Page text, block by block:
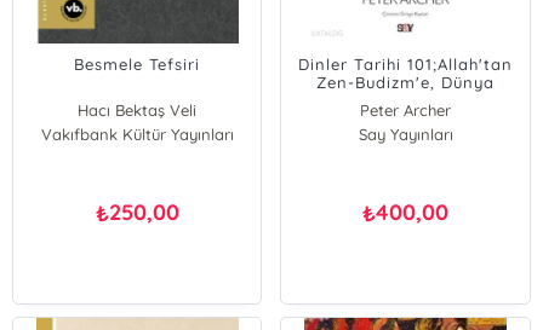
Besmele Tefsiri
Hacı Bektaş Veli
Vakıfbank Kültür Yayınları
₺250,00
Dinler Tarihi 101;Allah'tan
Zen-Budizm'e, Dünya
Dinlerini Şekillendiren
Önemli Kişiler, Ritüeller
Ve İnançlar Hakkında
Peter Archer
Say Yayınları
₺400,00